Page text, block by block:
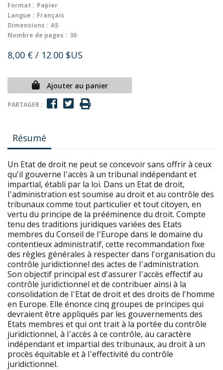
Format : Papier
Langue : Français
Dimensions : A5
Nombre de pages : 30
8,00 € / 12.00 $US
Ajouter au panier
PARTAGER :
Résumé
Un Etat de droit ne peut se concevoir sans offrir à ceux
qu'il gouverne I'accès à un tribunal indépendant et
impartial, établi par la loi. Dans un Etat de droit,
I'administration est soumise au droit et au contrôle des
tribunaux comme tout particulier et tout citoyen, en
vertu du principe de la prééminence du droit. Compte
tenu des traditions juridiques variées des Etats
membres du Conseil de I'Europe dans le domaine du
contentieux administratif, cette recommandation fixe
des règles générales à respecter dans l'organisation du
contrôle juridictionnel des actes de I'administration.
Son objectif principal est d'assurer I'accès effectif au
contrôle juridictionnel et de contribuer ainsi à la
consolidation de I'Etat de droit et des droits de l'homme
en Europe. Elle énonce cinq groupes de principes qui
devraient être appliqués par les gouvernements des
Etats membres et qui ont trait à la portée du contrôle
juridictionnel, à I'accès à ce contrôle, au caractère
indépendant et impartial des tribunaux, au droit à un
procès équitable et à I'effectivité du contrôle
juridictionnel.